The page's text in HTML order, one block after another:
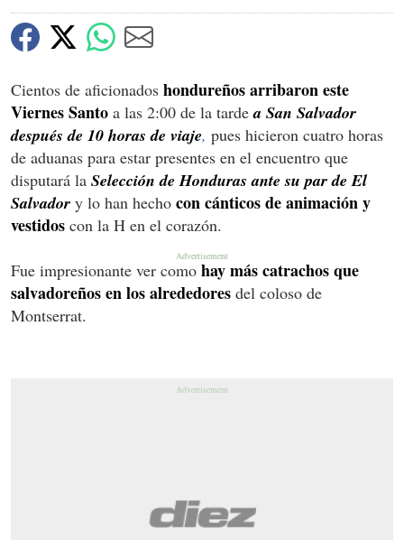
Cientos de aficionados hondureños arribaron este
Viernes Santo a las 2:00 de la tardea San Salvador
después de 10 horas de viaje, pues hicieron cuatro horas
de aduanas para estar presentes en el encuentro que
disputará la Selección de Honduras ante su par de El
Salvador y lo han hecho con cánticos de animación y
vestidos con la H en el corazón.
Fue impresionante ver como hay más catrachos que
salvadoreños en los alrededores del coloso de
Montserrat.